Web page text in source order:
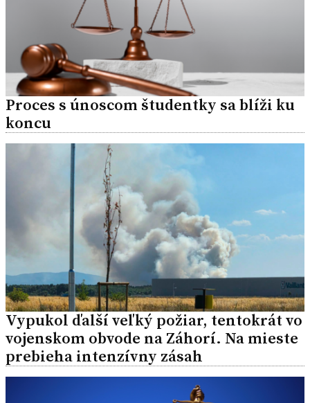
Proces s únoscom študentky sa blíži ku
koncu
Vypukol ďalší veľký požiar, tentokrát vo
vojenskom obvode na Záhorí. Na mieste
prebieha intenzívny zásah